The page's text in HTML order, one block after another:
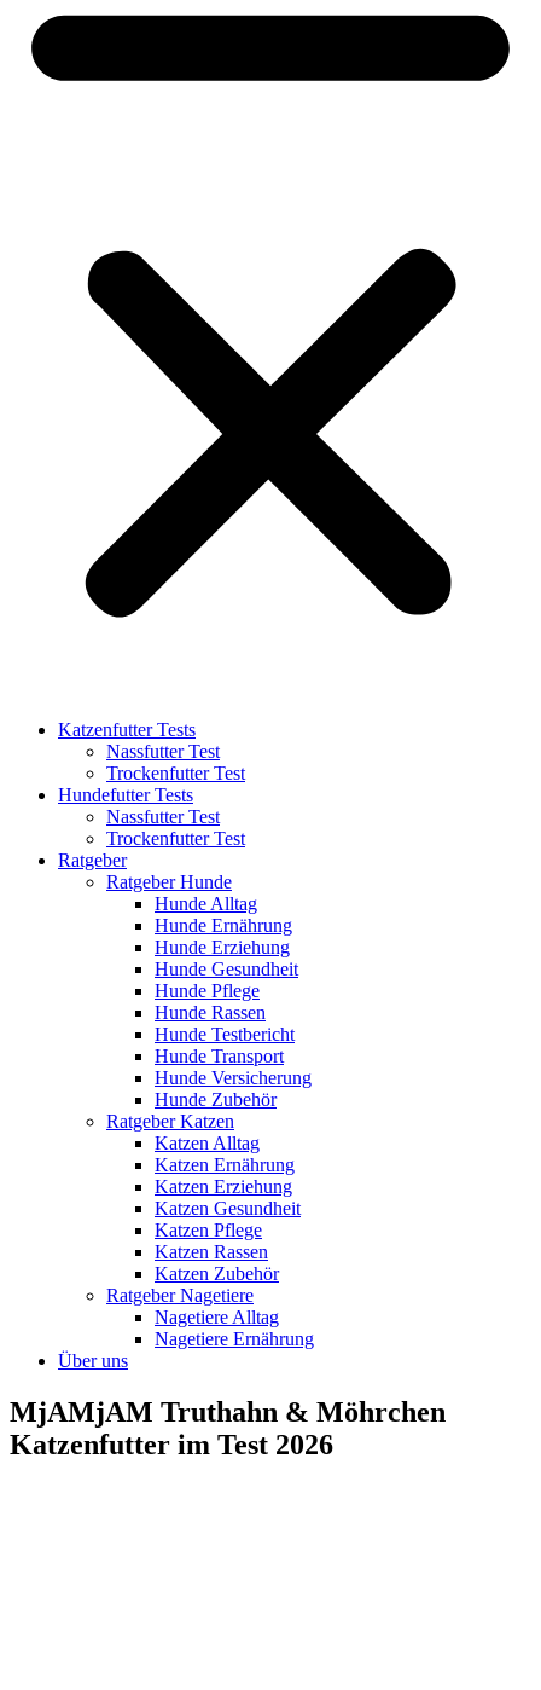
Katzenfutter Tests
Nassfutter Test
Trockenfutter Test
Hundefutter Tests
Nassfutter Test
Trockenfutter Test
Ratgeber
Ratgeber Hunde
Hunde Alltag
Hunde Ernährung
Hunde Erziehung
Hunde Gesundheit
Hunde Pflege
Hunde Rassen
Hunde Testbericht
Hunde Transport
Hunde Versicherung
Hunde Zubehör
Ratgeber Katzen
Katzen Alltag
Katzen Ernährung
Katzen Erziehung
Katzen Gesundheit
Katzen Pflege
Katzen Rassen
Katzen Zubehör
Ratgeber Nagetiere
Nagetiere Alltag
Nagetiere Ernährung
Über uns
MjAMjAM Truthahn & Möhrchen
Katzenfutter im Test 2026